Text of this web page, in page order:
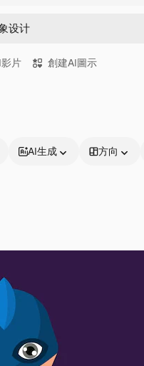
片 創建AI圖示
AI生成 方向
最佳作品的創意平台。擁有超過
，涵蓋創意人士、企業、代理商